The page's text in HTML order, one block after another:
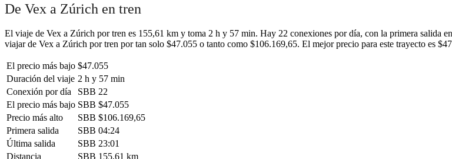
De Vex a Zúrich en tren
El viaje de Vex a Zúrich por tren es 155,61 km y toma 2 h y 57 min. Hay 22 conexiones por día, con la primera salida
viajar de Vex a Zúrich por tren por tan solo $47.055 o tanto como $106.169,65. El mejor precio para este trayecto es
El precio más bajo $47.055
Duración del viaje 2 h y 57 min
Conexión por día
SBB 22
El precio más bajo SBB $47.055
Precio más alto
SBB $106.169,65
Primera salida
SBB 04:24
Última salida
SBB 23:01
Distancia
SBB 155,61 km